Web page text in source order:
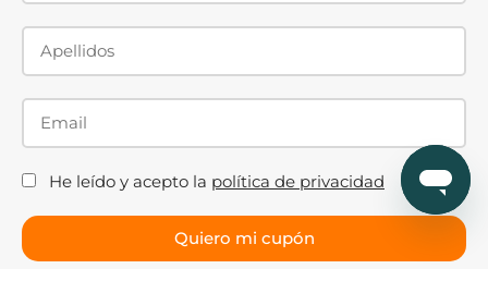
He leído y acepto la política de privacidad